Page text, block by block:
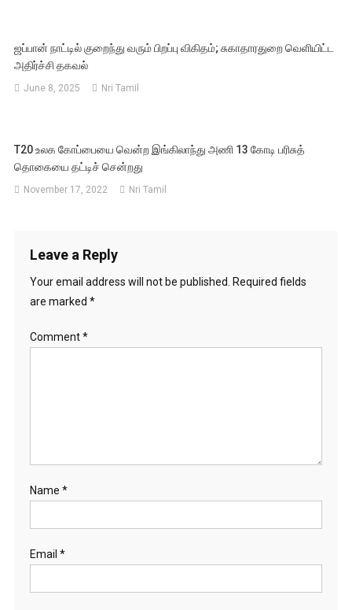
ஜப்பான் நாட்டில் குறைந்து வரும் பிறப்பு விகிதம்; சுகாதாரதுறை வெளியிட்ட
அதிர்ச்சி தகவல்
June 8, 2025 Nri Tamil
T20 உலக கோப்பையை வென்ற இங்கிலாந்து அணி 13 கோடி பரிசுத்
தொகையை தட்டிச் சென்றது
November 17, 2022 Nri Tamil
Leave a Reply
Your email address will not be published. Required fields
are marked *
Comment*
Name *
Email *